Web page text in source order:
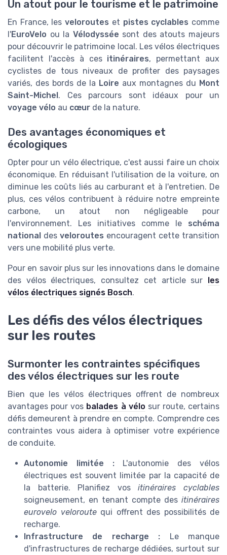
Un atout pour le tourisme et le patrimoine
En France, lesveloroutes et pistes cyclables comme
l'EuroVelo ou la Vélodyssée sont des atouts majeurs
pour découvrir le patrimoine local. Les vélos électriques
facilitent l'accès à ces itinéraires, permettant aux
cyclistes de tous niveaux de profiter des paysages
variés, des bords de la Loire aux montagnes du Mont
Saint-Michel. Ces parcours sont idéaux pour un
voyage vélo au cœur de la nature.
Des avantages économiques et
écologiques
Opter pour un vélo électrique, c'est aussi faire un choix
économique. En réduisant l'utilisation de la voiture, on
diminue les coûts liés au carburant et à l'entretien. De
plus, ces vélos contribuent à réduire notre empreinte
carbone, un atout non négligeable pour
l'environnement. Les initiatives comme le schéma
national des veloroutes encouragent cette transition
vers une mobilité plus verte.
Pour en savoir plus sur les innovations dans le domaine
des vélos électriques, consultez cet article sur
les
vélos électriques signés Bosch.
Les défis des vélos électriques
sur les routes
Surmonter les contraintes spécifiques
des vélos électriques sur les route
Bien que les vélos électriques offrent de nombreux
avantages pour vos balades à vélo sur route, certains
défis demeurent à prendre en compte. Comprendre ces
contraintes vous aidera à optimiser votre expérience
de conduite.
Autonomie limitée :L'autonomie des vélos
électriques est souvent limitée par la capacité de
la batterie. Planifiez vositinéraires cyclables
soigneusement, en tenant compte des itinéraires
eurovelo veloroutequi offrent des possibilités de
recharge.
Infrastructure de recharge : Le manque
d'infrastructures de recharge dédiées, surtout sur